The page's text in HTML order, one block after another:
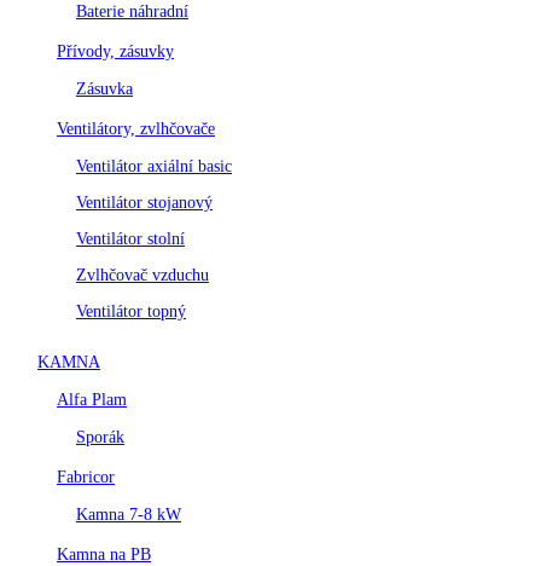
Baterie náhradní
Přívody, zásuvky
Zásuvka
Ventilátory, zvlhčovače
Ventilátor axiální basic
Ventilátor stojanový
Ventilátor stolní
Zvlhčovač vzduchu
Ventilátor topný
KAMNA
Alfa Plam
Sporák
Fabricor
Kamna 7-8 kW
Kamna na PB